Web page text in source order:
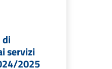
servizi
2025